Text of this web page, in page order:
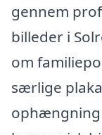
gennem
billeder i
om
særlige